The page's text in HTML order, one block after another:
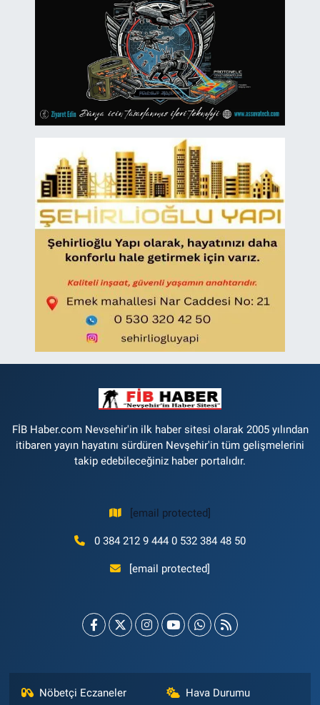
FİB Haber.com Nevsehir'in ilk haber sitesi olarak 2005 yılından
itibaren yayın hayatını sürdüren Nevşehir'in tüm gelişmelerini
takip edebileceğiniz haber portalıdır.
[email protected]
0 384 212 9 444 0 532 384 48 50
[email protected]
Nöbetçi Eczaneler Hava Durumu